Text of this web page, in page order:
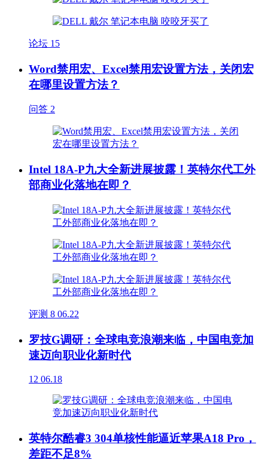
论坛 15
Word禁用宏、Excel禁用宏设置方法，关闭宏
在哪里设置方法？
问答 2
Intel 18A-P九大全新进展披露！英特尔代工外
部商业化落地在即？
评测 8 06.22
罗技G调研：全球电竞浪潮来临，中国电竞加
速迈向职业化新时代
12 06.18
英特尔酷睿3 304单核性能逼近苹果A18 Pro，
差距不足8%